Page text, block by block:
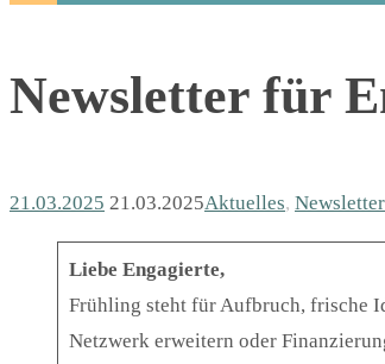
Newsletter für
21.03.2025 21.03.2025Aktuelles,
Liebe Engagierte,
Frühling steht für Aufbruch, frische
Netzwerk erweitern oder